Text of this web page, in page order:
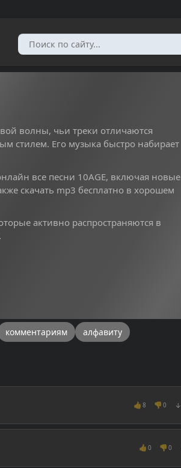
волны, чьи треки отличаются
стилем. Его музыка быстро набирает
все песни 10AGE, включая новые
скачать mp3 бесплатно в хорошем
активно распространяются в
комментариям алфавиту
👍 8 👎 0 ↓
👍 0 👎 0